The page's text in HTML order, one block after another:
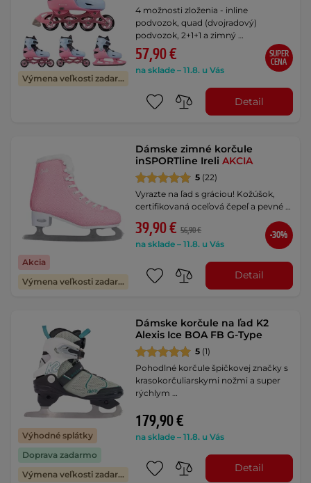
Výmena veľkosti zadarmo
4 možnosti zloženia - inline
podvozok, quad (dvojradový)
podvozok, 2+1+1 a zimný …
57,90 €
na sklade – 11.8. u Vás
SUPER
CENA
Detail
Akcia
Výmena veľkosti zadarmo
Dámske zimné korčule
inSPORTline IreliAKCIA
5 (22)
Vyrazte na ľad s gráciou! Kožúšok,
certifikovaná oceľová čepeľ a pevné …
39,90 € 56,90 €
na sklade – 11.8. u Vás
-30%
Detail
Výhodné splátky
Doprava zadarmo
Výmena veľkosti zadarmo
Dámske korčule na ľad K2
Alexis Ice BOA FB G-Type
5 (1)
Pohodlné korčule špičkovej značky s
krasokorčuliarskymi nožmi a super
rýchlym …
179,90 €
na sklade – 11.8. u Vás
Detail